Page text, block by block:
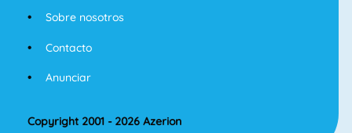
Sobre nosotros
Contacto
Anunciar
Copyright 2001 - 2026 Azerion